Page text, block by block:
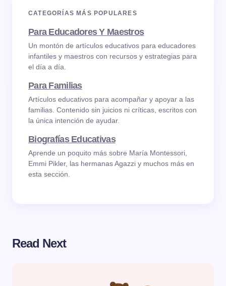
CATEGORÍAS MÁS POPULARES
Para Educadores Y Maestros
Un montón de artículos educativos para educadores
infantiles y maestros con recursos y estrategias para
el día a día.
Para Familias
Artículos educativos para acompañar y apoyar a las
familias. Contenido sin juicios ni críticas, escritos con
la única intención de ayudar.
Biografías Educativas
Aprende un poquito más sobre María Montessori,
Emmi Pikler, las hermanas Agazzi y muchos más en
esta sección.
Read Next